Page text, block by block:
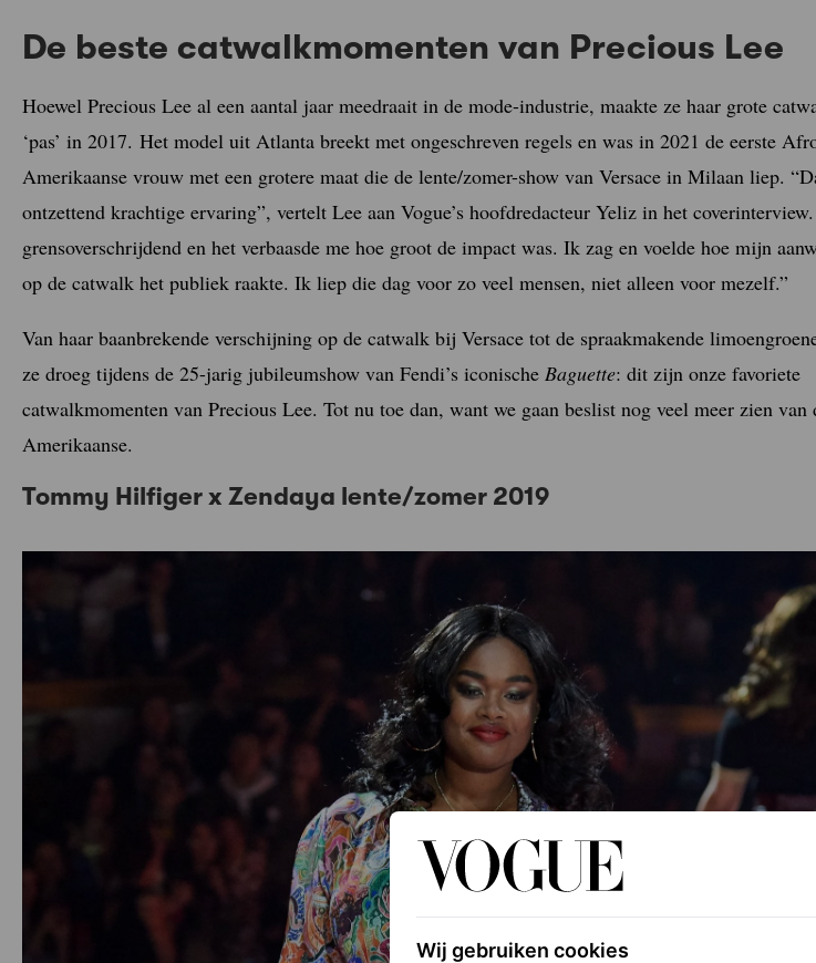
De beste catwalkmomenten van Precious Lee
Hoewel Precious Lee al een aantal jaar meedraait in de mode-industrie, maakte ze haar grote
‘pas’ in 2017. Het model uit Atlanta breekt met ongeschreven regels en was in 2021 de eerste
Amerikaanse vrouw met een grotere maat die de lente/zomer-show van Versace in Milaan liep.
ontzettend krachtige ervaring”, vertelt Lee aan Vogue’s hoofdredacteur Yeliz in het
grensoverschrijdend en het verbaasde me hoe groot de impact was. Ik zag en voelde hoe mijn
op de catwalk het publiek raakte. Ik liep die dag voor zo veel mensen, niet alleen voor mezelf.”
Van haar baanbrekende verschijning op de catwalk bij Versace tot de spraakmakende
ze droeg tijdens de 25-jarig jubileumshow van Fendi’s iconische Baguette: dit zijn onze favoriete
catwalkmomenten van Precious Lee. Tot nu toe dan, want we gaan beslist nog veel meer zien van
Amerikaanse.
Tommy Hilfiger x Zendaya lente/zomer 2019
Wij gebruiken cookies